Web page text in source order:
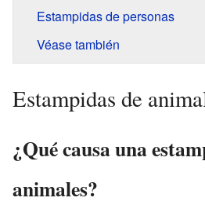
Estampidas de personas
Véase también
Estampidas de
¿Qué causa una
animales?